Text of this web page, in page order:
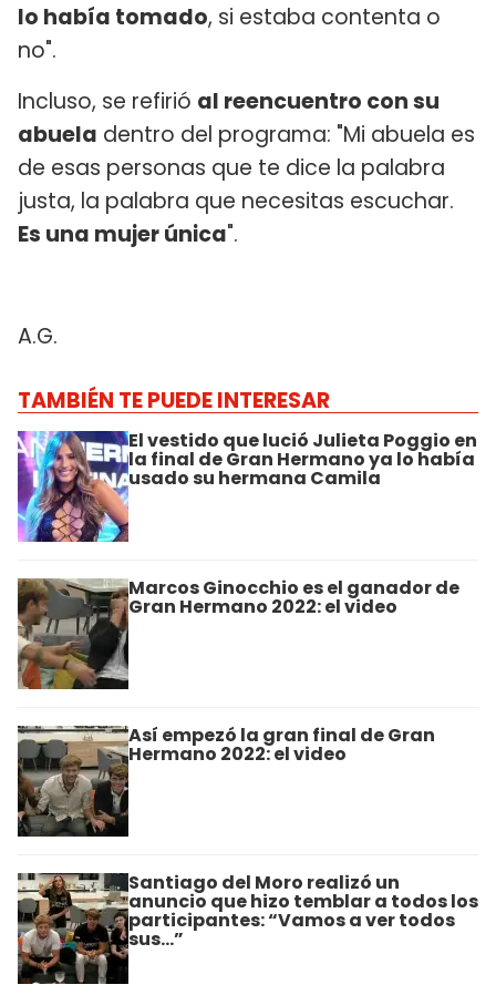
lo había tomado, si estaba contenta o
no".
Incluso, se refirió al reencuentro con su
abuela dentro del programa: "Mi abuela es
de esas personas que te dice la palabra
justa, la palabra que necesitas escuchar.
Es una mujer única".
A.G.
TAMBIÉN TE PUEDE INTERESAR
El vestido que lució Julieta Poggio en
la final de Gran Hermano ya lo había
usado su hermana Camila
Marcos Ginocchio es el ganador de
Gran Hermano 2022: el video
Así empezó la gran final de Gran
Hermano 2022: el video
Santiago del Moro realizó un
anuncio que hizo temblar a todos los
participantes: “Vamos a ver todos
sus…”